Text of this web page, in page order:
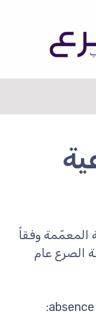
المعمّمة وفقاً
الصرع عام
absence seizures: